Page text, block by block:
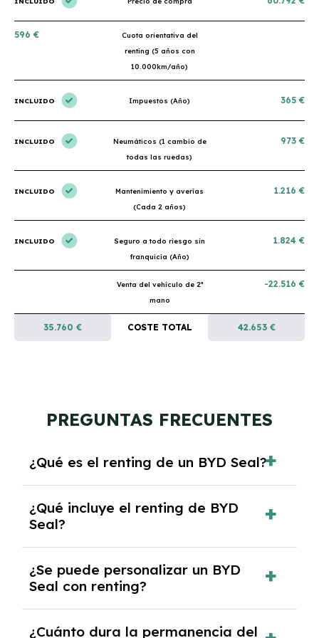
596 €
Cuota orientativa del
renting (5 años con
10.000km/año)
INCLUIDO Impuestos (Año) 365 €
INCLUIDO
Neumáticos (1 cambio de
todas las ruedas)
973 €
INCLUIDO
Mantenimiento y averías
(Cada 2 años)
1.216 €
INCLUIDO
Seguro a todo riesgo sin
franquicia (Año)
1.824 €
Venta del vehículo de 2ª
mano
-22.516 €
35.760 € COSTE TOTAL 42.653 €
PREGUNTAS FRECUENTES
¿Qué es el renting de un BYD Seal?
alquiler a largo plazo en el que pagas una
cuota mensual fija por el uso del coche
durante un periodo determinado,
generalmente entre 2 y 5 años.
¿Qué incluye el renting de BYD
Seal?
seguro a todo riesgo, mantenimiento,
reparaciones, impuestos, asistencia en
carretera y gestión de la documentación.
¿Se puede personalizar un BYD
Seal con renting?
opciones y equipamiento adicional, siempre y
¿Cuánto dura la permanencia del